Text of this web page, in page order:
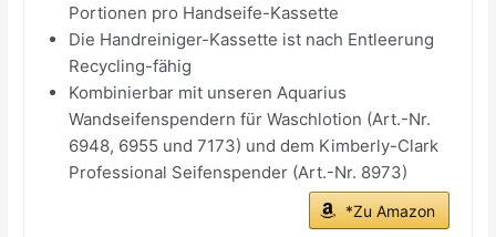
Portionen pro Handseife-Kassette
Die Handreiniger-Kassette ist nach Entleerung
Recycling-fähig
Kombinierbar mit unseren Aquarius
Wandseifenspendern für Waschlotion (Art.-Nr.
6948, 6955 und 7173) und dem Kimberly-Clark
Professional Seifenspender (Art.-Nr. 8973)
*Zu Amazon